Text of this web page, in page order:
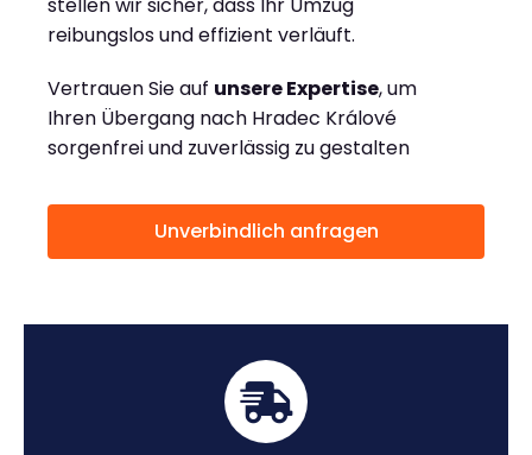
reibungslos und effizient verläuft.
Vertrauen Sie auf unsere Expertise, um
Ihren Übergang nach Hradec Králové
sorgenfrei und zuverlässig zu gestalten
Unverbindlich anfragen